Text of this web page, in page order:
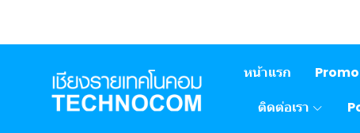
หน้าแรก
ติดต่อเรา